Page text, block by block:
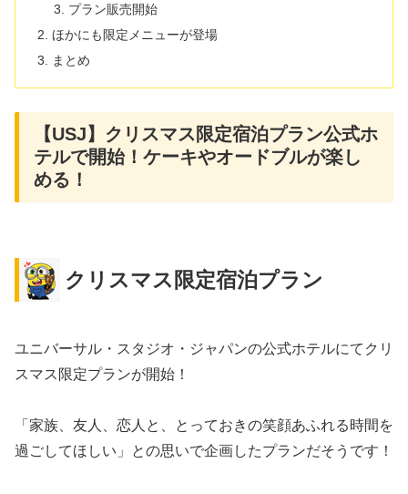
プラン販売開始
ほかにも限定メニューが登場
まとめ
【USJ】クリスマス限定宿泊プラン公式ホ
テルで開始！ケーキやオードブルが楽し
める！
クリスマス限定宿泊プラン
ユニバーサル・スタジオ・ジャパンの公式ホテルにてクリ
スマス限定プランが開始！
「家族、友人、恋人と、とっておきの笑顔あふれる時間を
過ごしてほしい」との思いで企画したプランだそうです！